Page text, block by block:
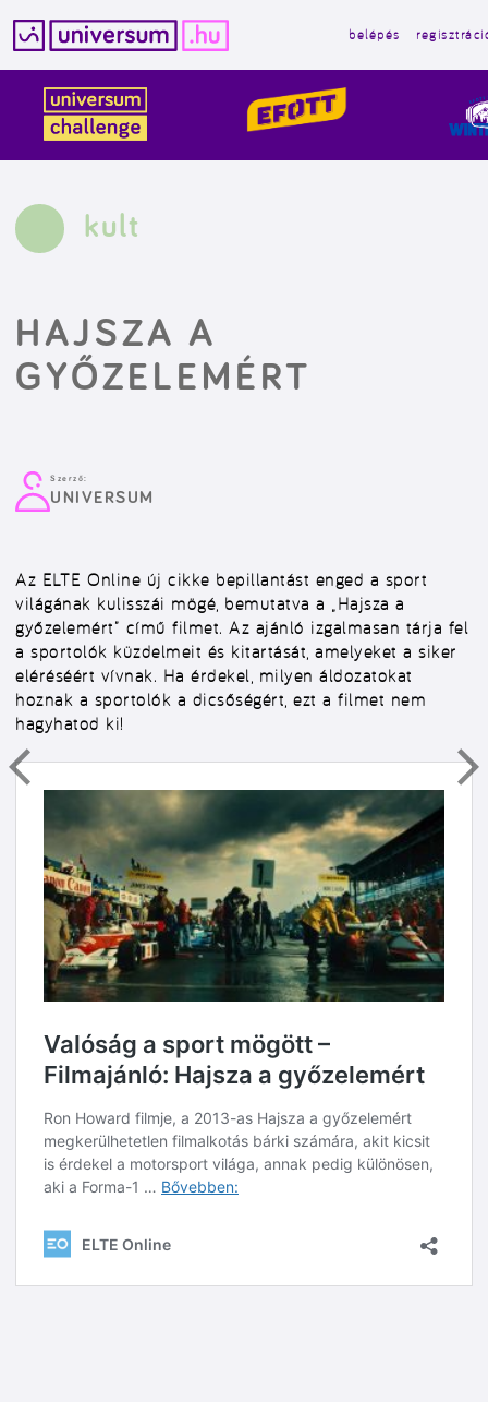
tartalomba
belépés
kult
HAJSZA A
GYŐZELEMÉRT
Szerző:
UNIVERSUM
Az ELTE Online új cikke bepillantást enged a sport
világának kulisszái mögé, bemutatva a „Hajsza a
győzelemért” című filmet. Az ajánló izgalmasan tárja fel
a sportolók küzdelmeit és kitartását, amelyeket a siker
eléréséért vívnak. Ha érdekel, milyen áldozatokat
hoznak a sportolók a dicsőségért, ezt a filmet nem
hagyhatod ki!